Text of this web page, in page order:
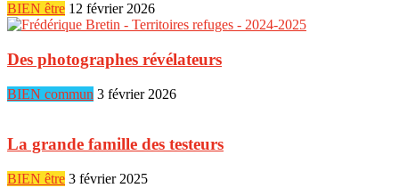
BIEN être 12 février 2026
Des photographes révélateurs
BIEN commun 3 février 2026
La grande famille des testeurs
BIEN être 3 février 2025